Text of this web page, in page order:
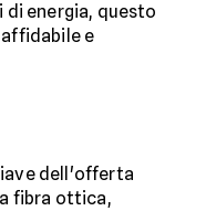
energia, questo
e
dell'offerta
fibra ottica,